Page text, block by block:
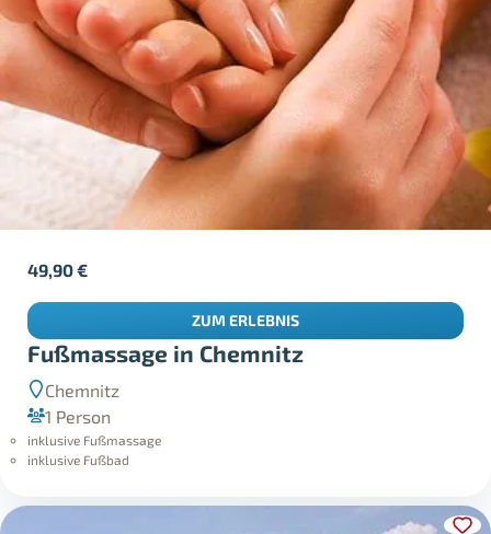
Fußmassage in Chemnitz
Chemnitz
1 Person
inklusive Fußmassage
inklusive Fußbad
49,90€
ZUM ERLEBNIS